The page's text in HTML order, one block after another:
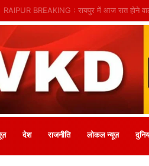
तिल्दा-नेवरा में अनाथ बच्चों के लिए लगेगा नि:शुल्क
देश राजनीति लोकल न्यूज़